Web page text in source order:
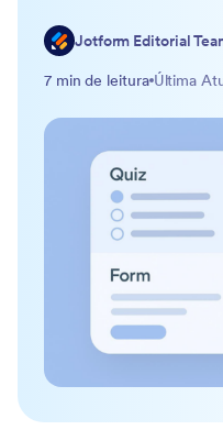
Jotform Editorial
7 min de leitura Última